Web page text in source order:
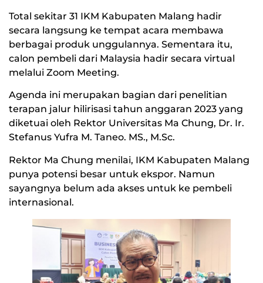
Total sekitar 31 IKM Kabupaten Malang hadir
secara langsung ke tempat acara membawa
berbagai produk unggulannya. Sementara itu,
calon pembeli dari Malaysia hadir secara virtual
melalui Zoom Meeting.
Agenda ini merupakan bagian dari penelitian
terapan jalur hilirisasi tahun anggaran 2023 yang
diketuai oleh Rektor Universitas Ma Chung, Dr. Ir.
Stefanus Yufra M. Taneo. MS., M.Sc.
Rektor Ma Chung menilai, IKM Kabupaten Malang
punya potensi besar untuk ekspor. Namun
sayangnya belum ada akses untuk ke pembeli
internasional.